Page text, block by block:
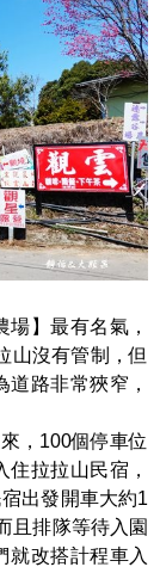
】最有名氣，
山沒有管制，但
路非常狹窄，
，100個停車位
拉拉山民宿，
出發開車大約1
且排隊等待入園
就改搭計程車入